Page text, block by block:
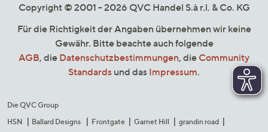
Copyright © 2001 - 2026 QVC Handel S.à r.l. & Co. KG
Für die Richtigkeit der Angaben übernehmen wir keine
Gewähr. Bitte beachte auch folgende
AGB, die Datenschutzbestimmungen, die Community
Standards und das Impressum.
Die QVC Group
HSN
Ballard Designs Frontgate Garnet Hill
grandin road